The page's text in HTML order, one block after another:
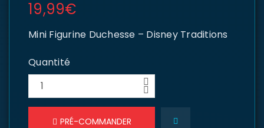
19,99€
Mini Figurine Duchesse – Disney Traditions
Quantité
PRÉ-COMMANDER